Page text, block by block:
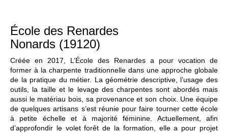
École des Renardes
Nonards (19120)
Créée en 2017, L’École des Renardes a pour vocation de
former à la charpente traditionnelle dans une approche globale
de la pratique du métier. La géométrie descriptive, l’usage des
outils, la taille et le levage des charpentes sont abordés mais
aussi le matériau bois, sa provenance et son choix. Une équipe
de quelques artisans s’est réunie pour faire tourner cette école
à petite échelle et à majorité féminine. Actuellement, afin
d’approfondir le volet forêt de la formation, elle a pour projet